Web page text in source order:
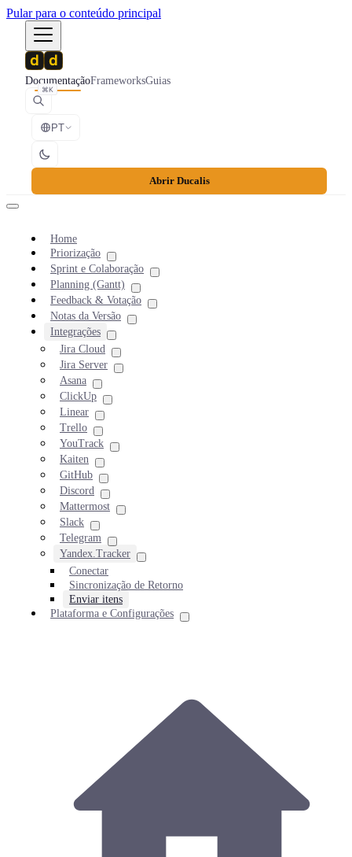
Pular para o conteúdo principal
DocumentaçãoFrameworksGuias
⌘K
PT
Abrir Ducalis
Home
Priorização
Sprint e Colaboração
Planning (Gantt)
Feedback & Votação
Notas da Versão
Integrações
Jira Cloud
Jira Server
Asana
ClickUp
Linear
Trello
YouTrack
Kaiten
GitHub
Discord
Mattermost
Slack
Telegram
Yandex.Tracker
Conectar
Sincronização de Retorno
Enviar itens
Plataforma e Configurações